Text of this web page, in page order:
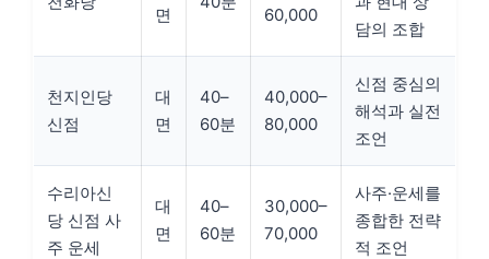
면 60,000
담의 조합
천지인당
신점
대
면
40–
60분
40,000–
80,000
신점 중심의
해석과 실전
조언
수리아신
당 신점 사
주 운세
대
면
40–
60분
30,000–
70,000
사주·운세를
종합한 전략
적 조언